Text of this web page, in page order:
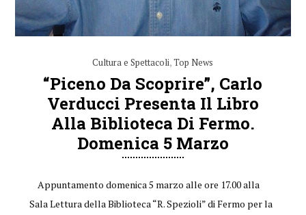
Cultura e Spettacoli,Top News
“Piceno Da Scoprire”, Carlo
Verducci Presenta Il Libro
Alla Biblioteca Di Fermo.
Domenica 5 Marzo
Appuntamento domenica 5 marzo alle ore 17.00 alla
Sala Lettura della Biblioteca “R. Spezioli” di Fermo per la